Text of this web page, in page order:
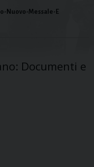
Nuovo-Messale-E
Documenti e